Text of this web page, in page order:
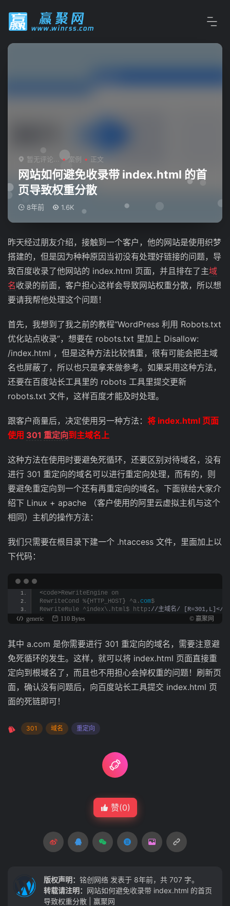
暂无评论... 案例 正文
网站如何避免收录带 index.html 的首
页导致权重分散
8年前 1.6K
昨天经过朋友介绍，接触到一个客户，他的网站是使用织梦
搭建的，但是因为种种原因当初没有处理好链接的问题，导
致百度收录了他网站的 index.html 页面，并且排在了主域
名收录的前面，客户担心这样会导致网站权重分散，所以想
要请我帮他处理这个问题！
首先，我想到了我之前的教程“WordPress 利用 Robots.txt
优化站点收录”，想要在 robots.txt 里加上 Disallow:
/index.html ，但是这种方法比较慎重，很有可能会把主域
名也屏蔽了，所以也只是拿来做参考。如果采用这种方法，
还要在百度站长工具里的 robots 工具里提交更新
robots.txt 文件，这样百度才能及时处理。
跟客户商量后，决定使用另一种方法： 将 index.html 页面
使用 301 重定向到主域名上
这种方法在使用时要避免死循环，还要区别对待域名，没有
进行 301 重定向的域名可以进行重定向处理，而有的，则
要避免重定向到一个还有再重定向的域名。下面就给大家介
绍下 Linux + apache （客户使用的阿里云虚拟主机与这个
相同）主机的操作方法：
我们只需要在根目录下建一个 .htaccess 文件，里面加上以
下代码：
<code>RewriteEngine on
RewriteCond %{ HTTP_HOST } ^a. com$
RewriteRule ^index\.html$ http ://主域名/ [R=301,L]</
generic
110 Bytes © 赢聚网
其中 a.com 是你需要进行 301 重定向的域名，需要注意避
免死循环的发生。这样，就可以将 index.html 页面直接重
定向到根域名了，而且也不用担心会掉权重的问题！刷新页
面，确认没有问题后，向百度站长工具提交 index.html 页
面的死链即可！
301 域名 重定向
赞(0)
版权声明： 铭创网络 发表于 8年前，共 707 字。
转载请注明： 网站如何避免收录带 index.html 的首页
导致权重分散 | 赢聚网